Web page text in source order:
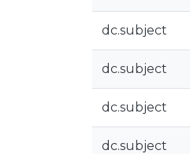
dc.subject
dc.subject
dc.subject
dc.subject